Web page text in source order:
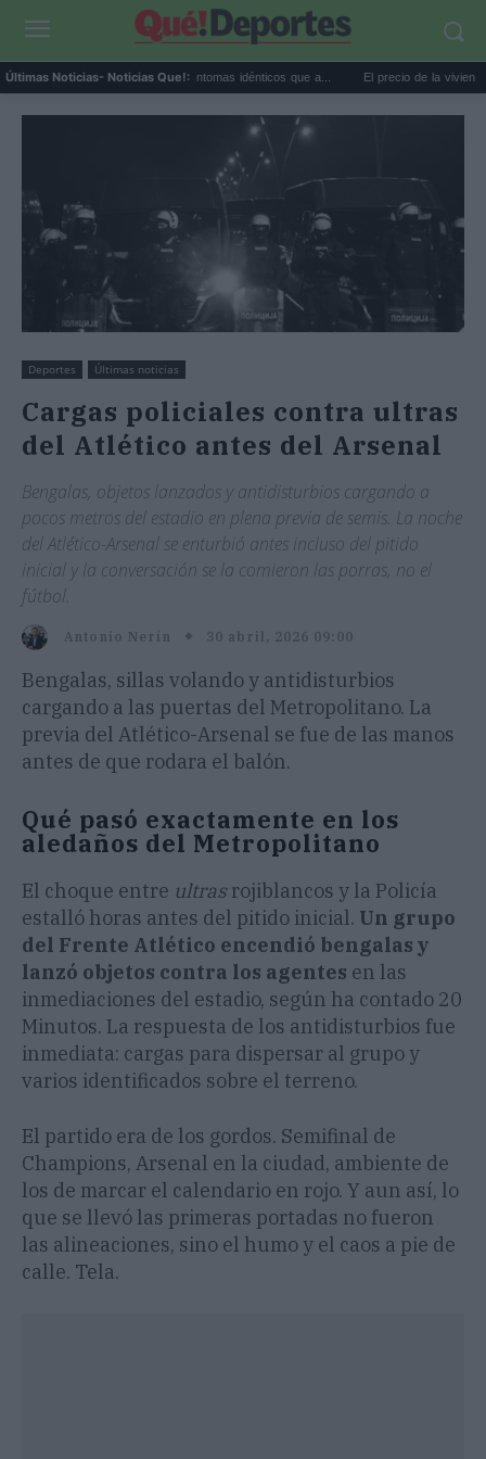
Últimas Noticias- Noticias Que!:
extremo y ansiedad: síntomas idénticos que a... El precio de la vivienda en
Deportes Últimas noticias
Cargas policiales contra ultras
del Atlético antes del Arsenal
Bengalas, objetos lanzados y antidisturbios cargando a
pocos metros del estadio en plena previa de semis. La noche
del Atlético-Arsenal se enturbió antes incluso del pitido
inicial y la conversación se la comieron las porras, no el
fútbol.
Antonio Nerín 30 abril, 2026 09:00
Bengalas, sillas volando y antidisturbios
cargando a las puertas del Metropolitano. La
previa del Atlético-Arsenal se fue de las manos
antes de que rodara el balón.
Qué pasó exactamente en los
aledaños del Metropolitano
El choque entre ultrasrojiblancos y la Policía
estalló horas antes del pitido inicial. Un grupo
del Frente Atlético encendió bengalas y
lanzó objetos contra los agentes en las
inmediaciones del estadio, según ha contado 20
Minutos. La respuesta de los antidisturbios fue
inmediata: cargas para dispersar al grupo y
varios identificados sobre el terreno.
El partido era de los gordos. Semifinal de
Champions, Arsenal en la ciudad, ambiente de
los de marcar el calendario en rojo. Y aun así, lo
que se llevó las primeras portadas no fueron
las alineaciones, sino el humo y el caos a pie de
calle. Tela.